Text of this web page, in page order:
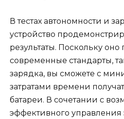
В тестах автономности и
устройство
результаты. Поскольку
современные стандарты,
зарядка, вы сможете с
затратами времени
батареи. В сочетании с
эффективного управления